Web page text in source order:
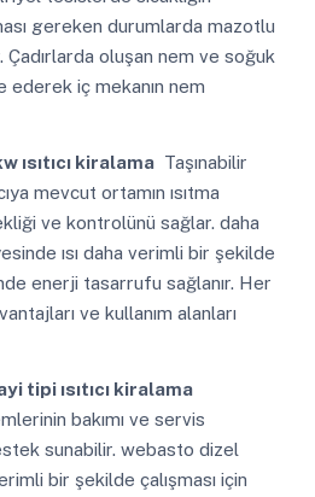
gereken durumlarda mazotlu
Çadırlarda oluşan nem ve soğuk
ederek iç mekanın nem
ısıtıcı kiralamaTaşınabilir
mevcut ortamın ısıtma
ve kontrolünü sağlar. daha
ısı daha verimli bir şekilde
enerji tasarrufu sağlanır. Her
ve kullanım alanları
tipi ısıtıcı kiralama
bakımı ve servis
sunabilir. webasto dizel
bir şekilde çalışması için